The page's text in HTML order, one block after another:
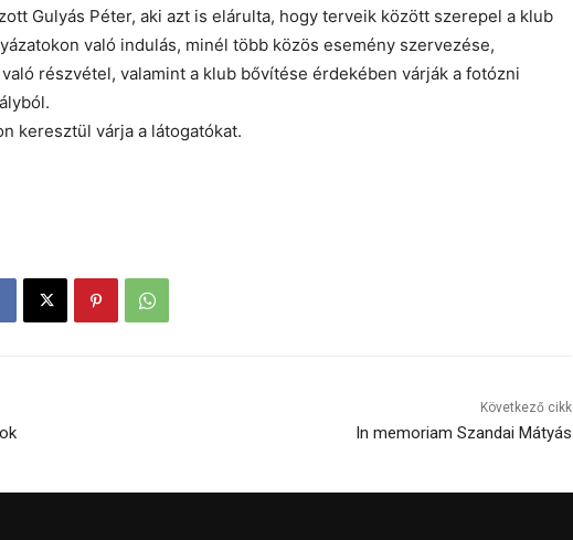
Gulyás Péter, aki azt is elárulta, hogy terveik között szerepel a klub
való indulás, minél több közös esemény szervezése,
részvétel, valamint a klub bővítése érdekében várják a fotózni
keresztül várja a látogatókat.
Következő cikk
In memoriam Szandai Mátyás